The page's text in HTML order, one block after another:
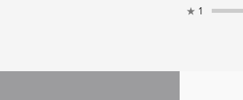
★ 1